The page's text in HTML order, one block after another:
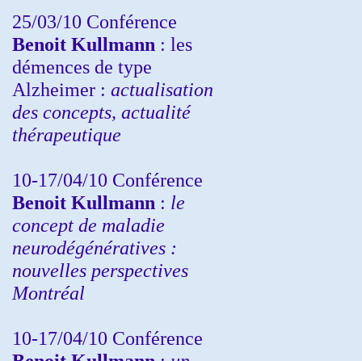
25/03/10 Conférence
Benoit Kullmann : les
démences de type
Alzheimer : actualisation
des concepts, actualité
thérapeutique
10-17/04/10 Conférence
Benoit Kullmann : le
concept de maladie
neurodégénératives :
nouvelles perspectives
Montréal
10-17/04/10 Conférence